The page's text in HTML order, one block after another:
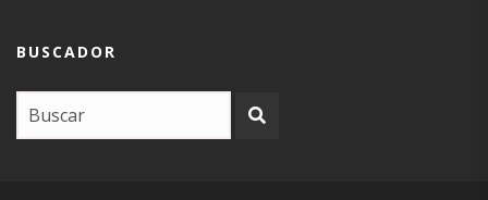
BUSCADOR